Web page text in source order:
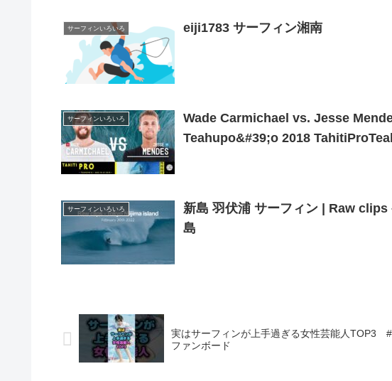
サーフィンいろいろ eiji1783 サーフィン湘南
サーフィンいろいろ
Wade Carmichael vs. Jesse
Teahupo&#39;o 2018
サーフィンいろいろ
新島 羽伏浦 サーフィン | Raw
島
実はサーフィンが上手過ぎる女性芸能人TOP3
ファンボード